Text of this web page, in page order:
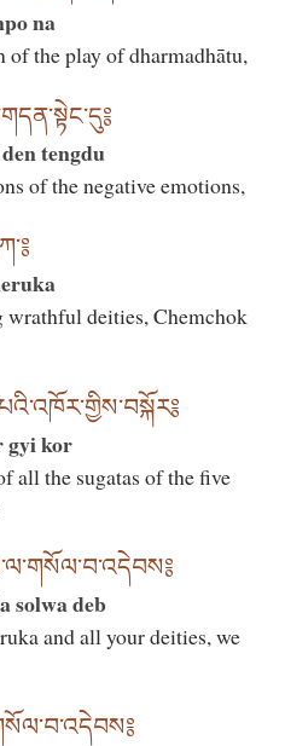
na
of the play of dharmadhātu,
tengdu
of the negative emotions,
wrathful deities, Chemchok
gyi kor
all the sugatas of the five
solwa deb
and all your deities, we